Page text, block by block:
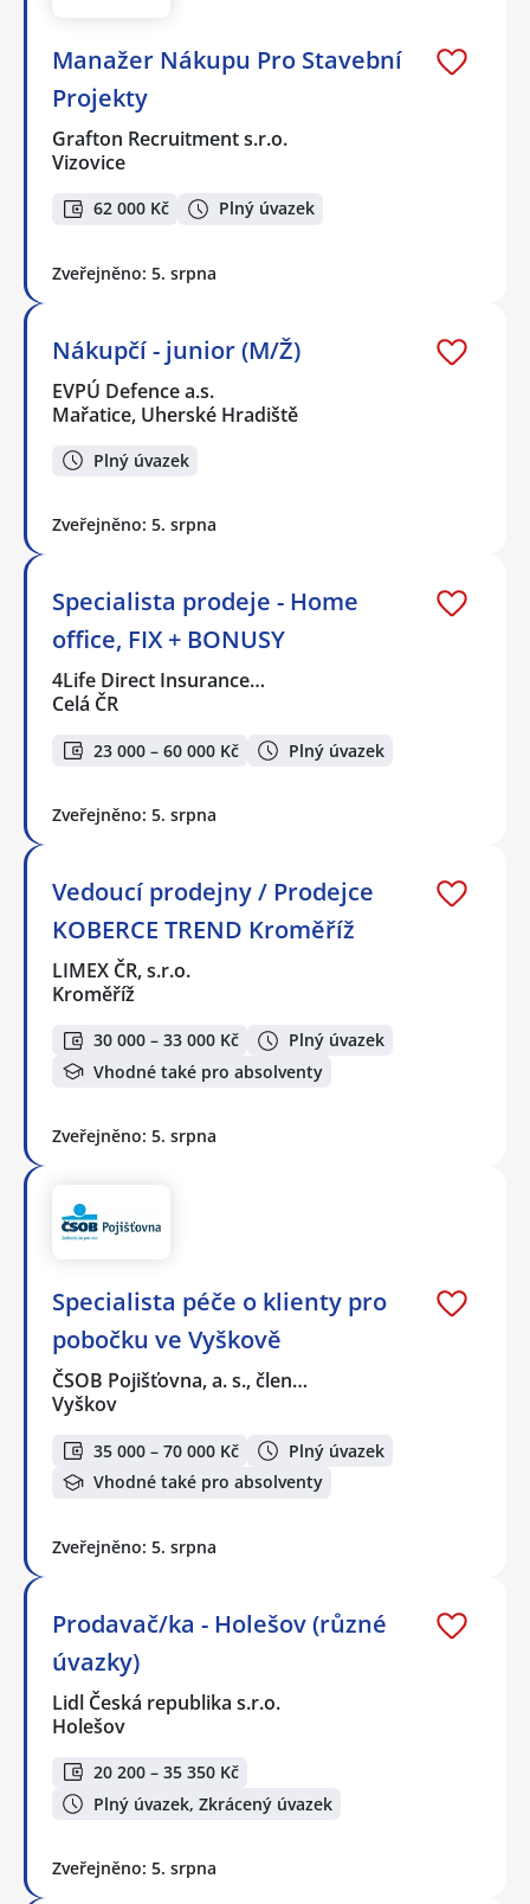
Manažer Nákupu Pro Stavební
Projekty
Grafton Recruitment s.r.o.
Vizovice
62 000 Kč Plný úvazek
Zveřejněno: 5. srpna
Nákupčí - junior (M/Ž)
EVPÚ Defence a.s.
Mařatice, Uherské Hradiště
Plný úvazek
Zveřejněno: 5. srpna
Specialista prodeje - Home
office, FIX + BONUSY
4Life Direct Insurance…
Celá ČR
23 000 – 60 000 Kč Plný úvazek
Zveřejněno: 5. srpna
Vedoucí prodejny / Prodejce
KOBERCE TREND Kroměříž
LIMEX ČR, s.r.o.
Kroměříž
30 000 – 33 000 Kč
Plný úvazek
Vhodné také pro absolventy
Zveřejněno: 5. srpna
Specialista péče o klienty pro
pobočku ve Vyškově
ČSOB Pojišťovna, a. s., člen…
Vyškov
35 000 – 70 000 Kč
Plný úvazek
Vhodné také pro absolventy
Zveřejněno: 5. srpna
Prodavač/ka - Holešov (různé
úvazky)
Lidl Česká republika s.r.o.
Holešov
20 200 – 35 350 Kč
Plný úvazek, Zkrácený úvazek
Zveřejněno: 5. srpna